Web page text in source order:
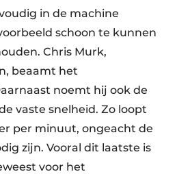
in de machine
schoon te kunnen
Chris Murk,
beaamt het
noemt hij ook de
vaste snelheid. Zo loopt
per minuut, ongeacht de
zijn. Vooral dit laatste is
voor het